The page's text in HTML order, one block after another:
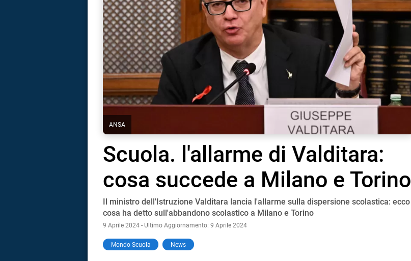
ANSA
Scuola. l'allarme di Valditara:
cosa succede a Milano e Torino
Il ministro dell'Istruzione Valditara lancia l'allarme sulla dispersione scolastica: ecco
cosa ha detto sull'abbandono scolastico a Milano e Torino
9 Aprile 2024 - Ultimo Aggiornamento: 9 Aprile 2024
Mondo Scuola News